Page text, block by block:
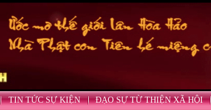
TIN TỨC SỰ KIỆN ĐẠO SỰ TỪ THIỆN XÃ HỘI